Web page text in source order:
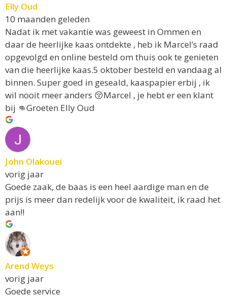
Elly Oud
10 maanden geleden
Nadat ik met vakantie was geweest in Ommen en
daar de heerlijke kaas ontdekte , heb ik Marcel’s raad
opgevolgd en online besteld om thuis ook te genieten
van die heerlijke kaas.5 oktober besteld en vandaag al
binnen. Super goed in geseald, kaaspapier erbij , ik
wil nooit meer anders 😚Marcel , je hebt er een klant
bij 👊Groeten Elly Oud
John Olakouei
vorig jaar
Goede zaak, de baas is een heel aardige man en de
prijs is meer dan redelijk voor de kwaliteit, ik raad het
aan!!
Arend Weys
vorig jaar
Goede service